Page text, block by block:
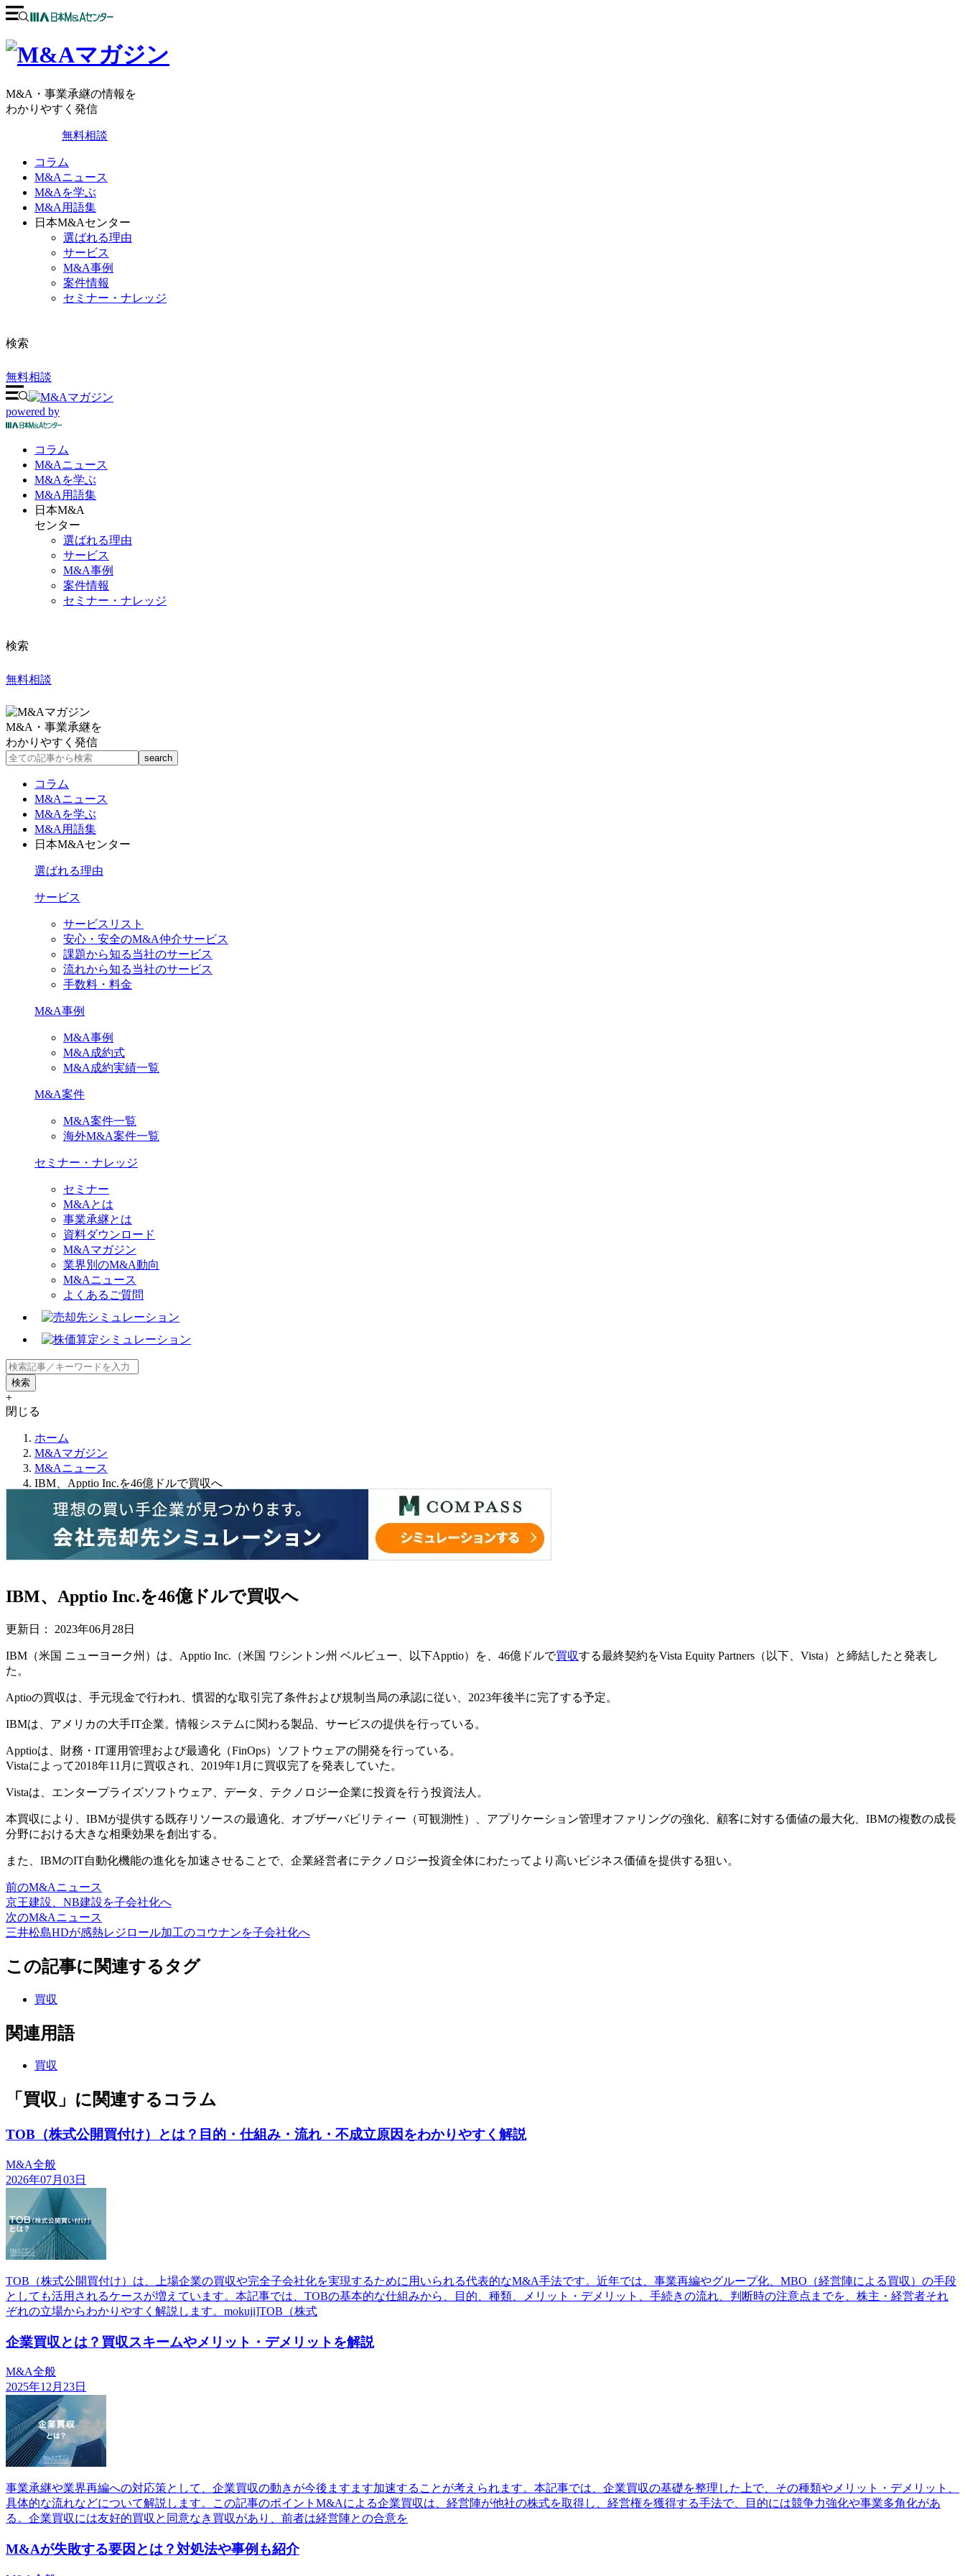
M&A・事業承継の情報を
わかりやすく発信
無料相談
コラム
M&Aニュース
M&Aを学ぶ
M&A用語集
日本M&Aセンター
選ばれる理由
サービス
M&A事例
案件情報
セミナー・ナレッジ
検索
無料相談
powered by
コラム
M&Aニュース
M&Aを学ぶ
M&A 用語集
日本M&A
センター
選ばれる理由
サービス
M&A事例
案件情報
セミナー・ナレッジ
検索
無料相談
M&A・事業承継を
わかりやすく発信
コラム
M&Aニュース
M&Aを学ぶ
M&A用語集
日本M&Aセンター
選ばれる理由
サービス
サービスリスト
安心・安全のM&A仲介サービス
課題から知る当社のサービス
流れから知る当社のサービス
手数料・料金
M&A事例
M&A事例
M&A成約式
M&A成約実績一覧
M&A案件
M&A案件一覧
海外M&A案件一覧
セミナー・ナレッジ
セミナー
M&Aとは
事業承継とは
資料ダウンロード
M&Aマガジン
業界別のM&A動向
M&Aニュース
よくあるご質問
+
閉じる
ホーム
M&Aマガジン
M&Aニュース
IBM、Apptio Inc.を46億ドルで買収へ
IBM、Apptio Inc.を46億ドルで買収へ
更新日： 2023年06月28日
IBM（米国 ニューヨーク州）は、Apptio Inc.（米国 ワシントン州 ベルビュー、以下Apptio）を、46億ドルで買収する最終契約をVista Equity Partners（以下、Vista）と締結したと発表し
た。
Aptioの買収は、手元現金で行われ、慣習的な取引完了条件および規制当局の承認に従い、2023年後半に完了する予定。
IBMは、アメリカの大手IT企業。情報システムに関わる製品、サービスの提供を行っている。
Apptioは、財務・IT運用管理および最適化（FinOps）ソフトウェアの開発を行っている。
Vistaによって2018年11月に買収され、2019年1月に買収完了を発表していた。
Vistaは、エンタープライズソフトウェア、データ、テクノロジー企業に投資を行う投資法人。
本買収により、IBMが提供する既存リソースの最適化、オブザーバビリティー（可観測性）、アプリケーション管理オファリングの強化、顧客に対する価値の最大化、IBMの複数の成長
分野における大きな相乗効果を創出する。
また、IBMのIT自動化機能の進化を加速させることで、企業経営者にテクノロジー投資全体にわたってより高いビジネス価値を提供する狙い。
前のM&Aニュース
京王建設、NB建設を子会社化へ
次のM&Aニュース
三井松島HDが感熱レジロール加工のコウナンを子会社化へ
この記事に関連するタグ
買収
関連用語
買収
「買収」に関連するコラム
TOB（株式公開買付け）とは？目的・仕組み・流れ・不成立原因をわかりやすく解説
M&A全般
2026年07月03日
TOB（株式公開買付け）は、上場企業の買収や完全子会社化を実現するために用いられる代表的なM&A手法です。近年では、事業再編やグループ化、MBO（経営陣による買収）の手段
としても活用されるケースが増えています。本記事では、TOBの基本的な仕組みから、目的、種類、メリット・デメリット、手続きの流れ、判断時の注意点までを、株主・経営者それ
ぞれの立場からわかりやすく解説します。mokuji]TOB（株式
企業買収とは？買収スキームやメリット・デメリットを解説
M&A全般
2025年12月23日
事業承継や業界再編への対応策として、企業買収の動きが今後ますます加速することが考えられます。本記事では、企業買収の基礎を整理した上で、その種類やメリット・デメリット、
具体的な流れなどについて解説します。この記事のポイントM&Aによる企業買収は、経営陣が他社の株式を取得し、経営権を獲得する手法で、目的には競争力強化や事業多角化があ
る。企業買収には友好的買収と同意なき買収があり、前者は経営陣との合意を
M&Aが失敗する要因とは？対処法や事例も紹介